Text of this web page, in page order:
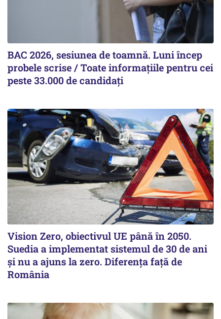
BAC 2026, sesiunea de toamnă. Luni încep
probele scrise / Toate informațiile pentru cei
peste 33.000 de candidați
Vision Zero, obiectivul UE până în 2050.
Suedia a implementat sistemul de 30 de ani
şi nu a ajuns la zero. Diferenţa faţă de
România